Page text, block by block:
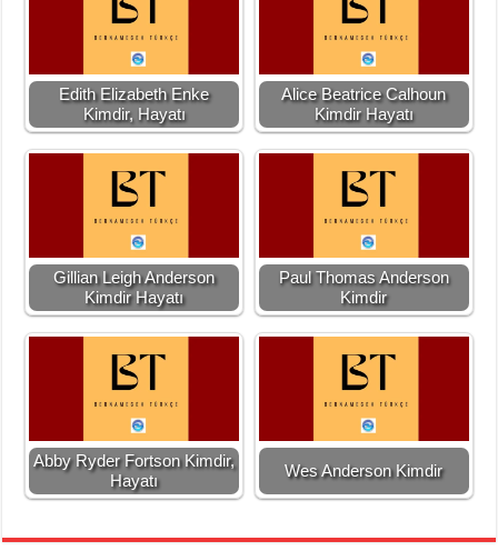
Edith Elizabeth Enke
Kimdir, Hayatı
Alice Beatrice Calhoun
Kimdir Hayatı
Gillian Leigh Anderson
Kimdir Hayatı
Paul Thomas Anderson
Kimdir
Abby Ryder Fortson Kimdir,
Hayatı
Wes Anderson Kimdir